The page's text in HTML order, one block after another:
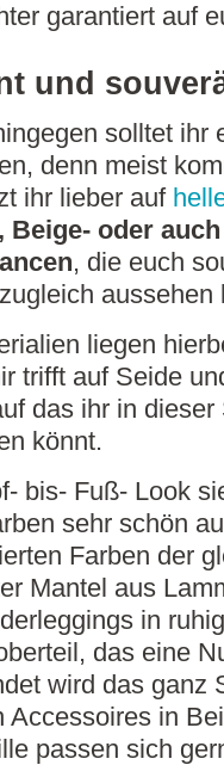
garantiert auf
und
solltet ihr
denn meist
ihr lieber auf
Beige- oder
, die euch
aussehen
liegen
trifft auf Seide
das ihr in
könnt.
bis- Fuß- Look
sehr schön
Farben der
Mantel aus
in
das eine
wird das ganz
Accessoires in
passen sich